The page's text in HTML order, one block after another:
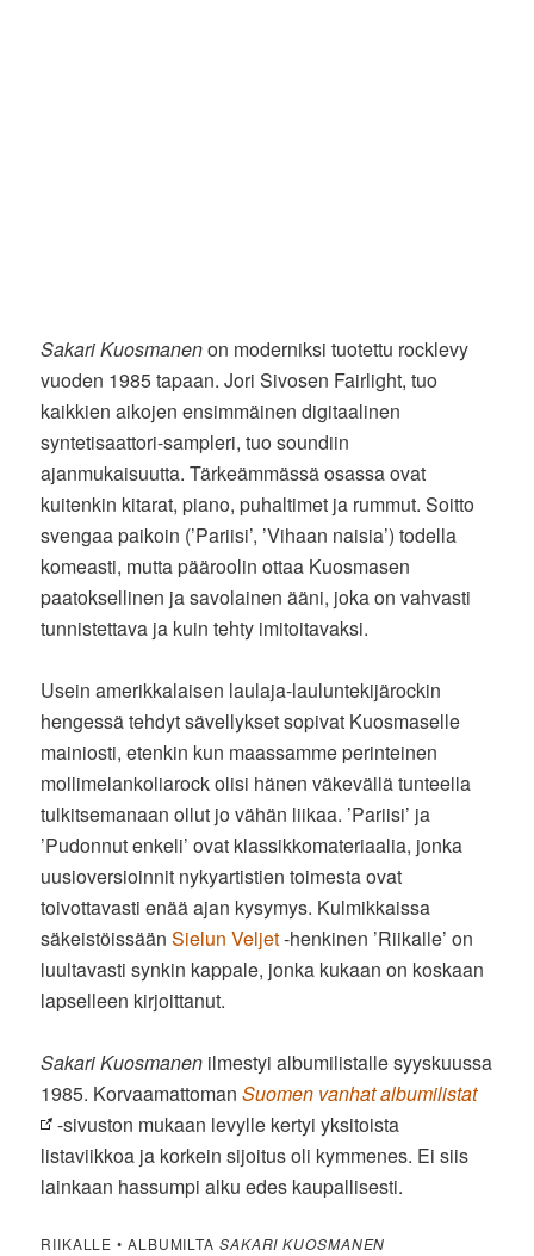
Sakari Kuosmanenon moderniksi tuotettu rocklevy
vuoden 1985 tapaan. Jori Sivosen Fairlight, tuo
kaikkien aikojen ensimmäinen digitaalinen
syntetisaattori-sampleri, tuo soundiin
ajanmukaisuutta. Tärkeämmässä osassa ovat
kuitenkin kitarat, piano, puhaltimet ja rummut. Soitto
svengaa paikoin (’Pariisi’, ’Vihaan naisia’) todella
komeasti, mutta pääroolin ottaa Kuosmasen
paatoksellinen ja savolainen ääni, joka on vahvasti
tunnistettava ja kuin tehty imitoitavaksi.
Usein amerikkalaisen laulaja-lauluntekijärockin
hengessä tehdyt sävellykset sopivat Kuosmaselle
mainiosti, etenkin kun maassamme perinteinen
mollimelankoliarock olisi hänen väkevällä tunteella
tulkitsemanaan ollut jo vähän liikaa. ’Pariisi’ ja
’Pudonnut enkeli’ ovat klassikkomateriaalia, jonka
uusioversioinnit nykyartistien toimesta ovat
toivottavasti enää ajan kysymys. Kulmikkaissa
säkeistöissäänSielun Veljet-henkinen ’Riikalle’ on
luultavasti synkin kappale, jonka kukaan on koskaan
lapselleen kirjoittanut.
Sakari Kuosmanen ilmestyi albumilistalle syyskuussa
1985. KorvaamattomanSuomen vanhat albumilistat
-sivuston mukaan levylle kertyi yksitoista
listaviikkoa ja korkein sijoitus oli kymmenes. Ei siis
lainkaan hassumpi alku edes kaupallisesti.
RIIKALLE • ALBUMILTA SAKARI KUOSMANEN